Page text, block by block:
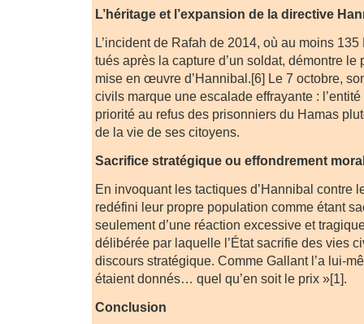
L’héritage et l’expansion de la directive
L’incident de Rafah de 2014, où au moins
tués après la capture d’un soldat, démontre le
mise en œuvre d’Hannibal.[6] Le 7 octobre,
civils marque une escalade effrayante :
priorité au refus des prisonniers du Hamas
de la vie de ses citoyens.
Sacrifice stratégique ou effondrement
En invoquant les tactiques d’Hannibal contre
redéfini leur propre population comme étant
seulement d’une réaction excessive et
délibérée par laquelle l’État sacrifie des vies
discours stratégique. Comme Gallant l’a lui-
étaient donnés… quel qu’en soit le prix »[1].
Conclusion